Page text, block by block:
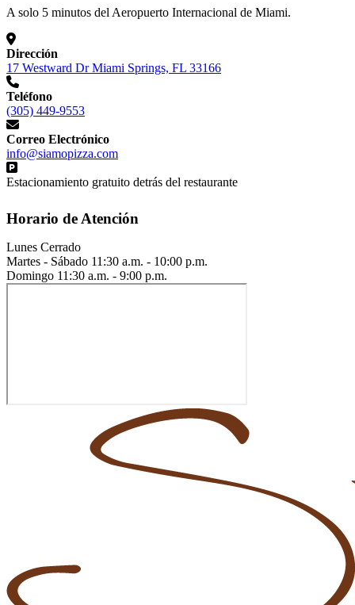
A solo 5 minutos del Aeropuerto Internacional de Miami.
Dirección
17 Westward Dr Miami Springs, FL 33166
Teléfono
(305) 449-9553
Correo Electrónico
info@siamopizza.com
Estacionamiento gratuito detrás del restaurante
Horario de Atención
Lunes Cerrado
Martes - Sábado 11:30 a.m. - 10:00 p.m.
Domingo 11:30 a.m. - 9:00 p.m.